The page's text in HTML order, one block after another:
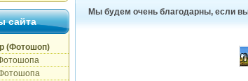
сайта
(Фотошоп)
Мы будем очень благодарны, если